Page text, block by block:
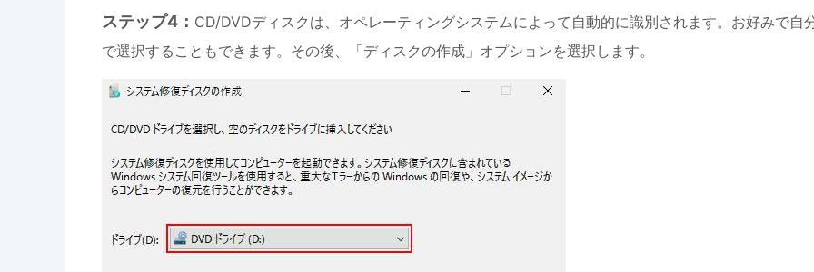
ステップ4： CD/DVDディスクは、オペレーティングシステムによって自動的に識別されます。お好みで自
で選択することもできます。その後、「ディスクの作成」オプションを選択します。